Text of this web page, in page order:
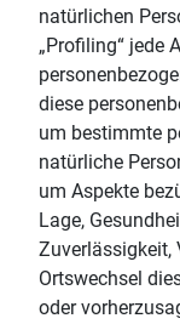
natürlichen
„Profiling“ jede
diese
um bestimmte
natürliche
um Aspekte
Lage,
Zuverlässigkeit,
Ortswechsel
oder